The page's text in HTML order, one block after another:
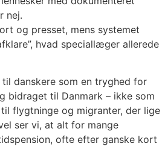
nej.
og presset, mens systemet
hvad speciallæger allerede
danskere som en tryghed for
bidraget til Danmark – ikke som
flygtninge og migranter, der lige
ser vi, at alt for mange
ofte efter ganske kort